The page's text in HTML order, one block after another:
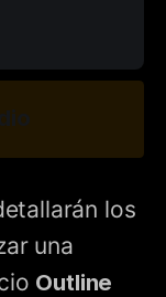
los
una
Outline